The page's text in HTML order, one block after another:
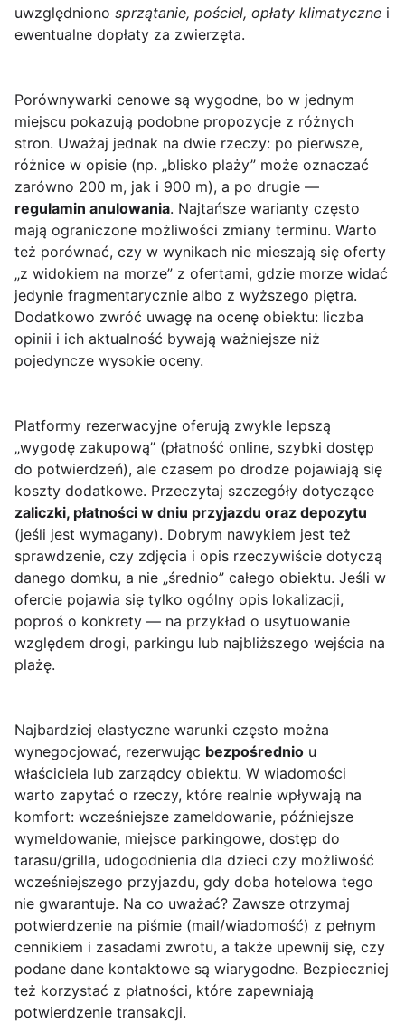
uwzględniono sprzątanie, pościel, opłaty klimatyczne i
ewentualne dopłaty za zwierzęta.
Porównywarki cenowe są wygodne, bo w jednym
miejscu pokazują podobne propozycje z różnych
stron. Uważaj jednak na dwie rzeczy: po pierwsze,
różnice w opisie (np. „blisko plaży” może oznaczać
zarówno 200 m, jak i 900 m), a po drugie —
regulamin anulowania. Najtańsze warianty często
mają ograniczone możliwości zmiany terminu. Warto
też porównać, czy w wynikach nie mieszają się oferty
„z widokiem na morze” z ofertami, gdzie morze widać
jedynie fragmentarycznie albo z wyższego piętra.
Dodatkowo zwróć uwagę na ocenę obiektu: liczba
opinii i ich aktualność bywają ważniejsze niż
pojedyncze wysokie oceny.
Platformy rezerwacyjne oferują zwykle lepszą
„wygodę zakupową” (płatność online, szybki dostęp
do potwierdzeń), ale czasem po drodze pojawiają się
koszty dodatkowe. Przeczytaj szczegóły dotyczące
zaliczki, płatności w dniu przyjazdu oraz depozytu
(jeśli jest wymagany). Dobrym nawykiem jest też
sprawdzenie, czy zdjęcia i opis rzeczywiście dotyczą
danego domku, a nie „średnio” całego obiektu. Jeśli w
ofercie pojawia się tylko ogólny opis lokalizacji,
poproś o konkrety — na przykład o usytuowanie
względem drogi, parkingu lub najbliższego wejścia na
plażę.
Najbardziej elastyczne warunki często można
wynegocjować, rezerwując bezpośrednio u
właściciela lub zarządcy obiektu. W wiadomości
warto zapytać o rzeczy, które realnie wpływają na
komfort: wcześniejsze zameldowanie, późniejsze
wymeldowanie, miejsce parkingowe, dostęp do
tarasu/grilla, udogodnienia dla dzieci czy możliwość
wcześniejszego przyjazdu, gdy doba hotelowa tego
nie gwarantuje. Na co uważać? Zawsze otrzymaj
potwierdzenie na piśmie (mail/wiadomość) z pełnym
cennikiem i zasadami zwrotu, a także upewnij się, czy
podane dane kontaktowe są wiarygodne. Bezpieczniej
też korzystać z płatności, które zapewniają
potwierdzenie transakcji.